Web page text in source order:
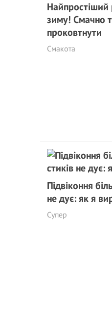
Найпростіший
зиму! Смачно
проковтнути
Смакота
Підвіконня
не дує: як я
Супер